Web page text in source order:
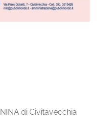
di Civitavecchia